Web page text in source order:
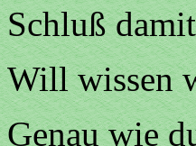
Schluß
Will wissen
Genau wie